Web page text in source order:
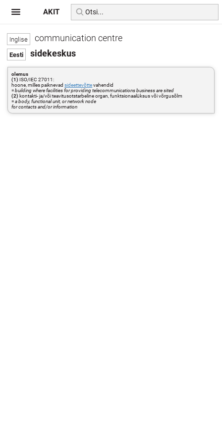
communication centre
sidekeskus
olemus
(1) ISO/IEC 27011:
hoone, milles paiknevadsideettevõttevahendid
=building where facilities for providing telecommunications business are sited
(2) kontakti- ja/või teavitusotstarbeline organ, funktsionaalüksus või võrgusõlm
=a body, functional unit, or network node
for contacts and/or information
AKIT